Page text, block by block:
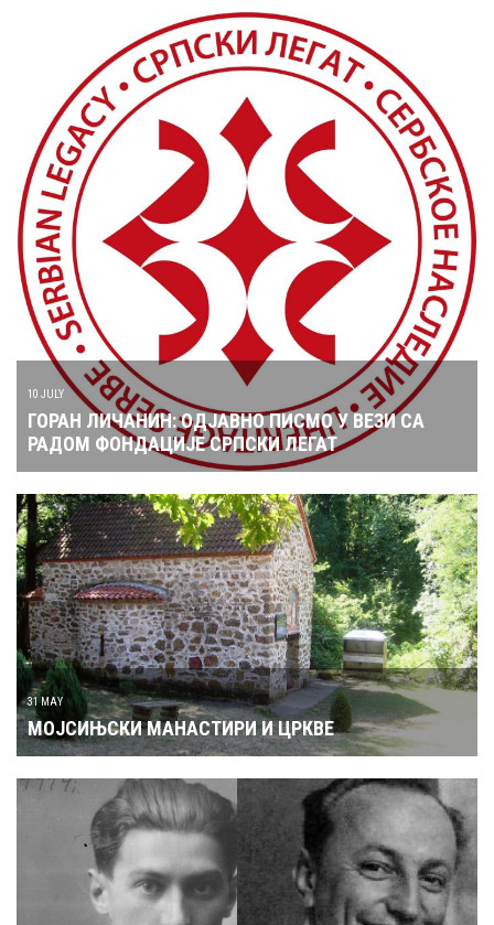
10 JULY
ГОРАН ЛИЧАНИН: ОДЈАВНО ПИСМО У ВЕЗИ СА
РАДОМ ФОНДАЦИЈЕ СРПСКИ ЛЕГАТ
31 MAY
МОЈСИЊСКИ МАНАСТИРИ И ЦРКВЕ